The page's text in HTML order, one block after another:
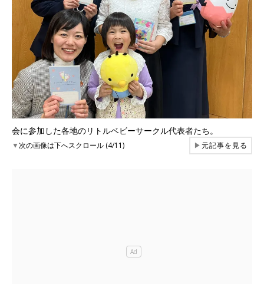
会に参加した各地のリトルベビーサークル代表者たち。
▼次の画像は下へスクロール (4/11) ▶元記事を見る